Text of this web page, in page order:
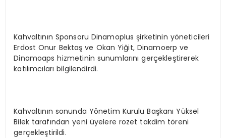
Kahvaltının Sponsoru Dinamoplus şirketinin yöneticileri
Erdost Onur Bektaş ve Okan Yiğit, Dinamoerp ve
Dinamoaps hizmetinin sunumlarını gerçekleştirerek
katılımcıları bilgilendirdi.
Kahvaltının sonunda Yönetim Kurulu Başkanı Yüksel
Bilek tarafından yeni üyelere rozet takdim töreni
gerçekleştirildi.